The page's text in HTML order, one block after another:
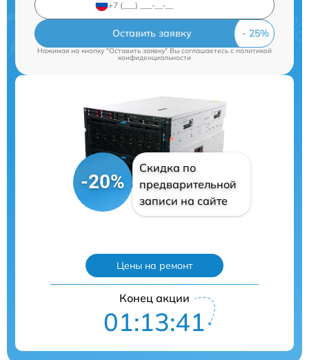
Оставить заявку
Нажимая на кнопку "Оставить заявку" Вы соглашаетесь cполитикой
конфиденциальности
-20%
Скидка по
предварительной
записи на сайте
Цены на ремонт
Конец акции
01:13:40